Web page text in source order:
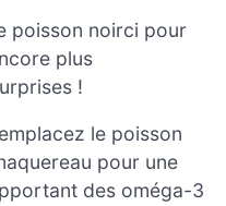
poisson noirci pour
plus
!
le poisson
pour une
des oméga-3